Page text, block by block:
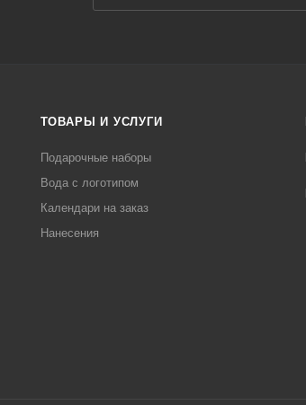
ТОВАРЫ И УСЛУГИ
Подарочные наборы
Вода с логотипом
Календари на заказ
Нанесения